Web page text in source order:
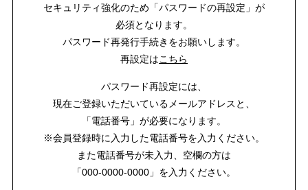
セキュリティ強化のため「パスワードの再設定」が
必須となります。
パスワード再発行手続きをお願いします。
再設定はこちら
パスワード再設定には、
現在ご登録いただいているメールアドレスと、
「電話番号」が必要になります。
※会員登録時に入力した電話番号を入力ください。
また電話番号が未入力、空欄の方は
「000-0000-0000」を入力ください。